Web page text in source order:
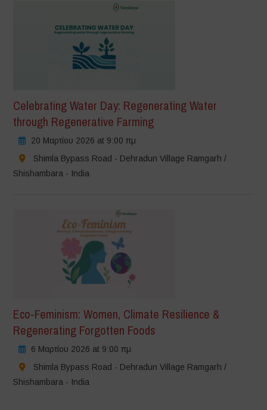
Celebrating Water Day: Regenerating Water
through Regenerative Farming
20 Μαρτίου 2026 at 9:00 πμ
Shimla Bypass Road - Dehradun Village Ramgarh /
Shishambara - India
Eco-Feminism: Women, Climate Resilience &
Regenerating Forgotten Foods
6 Μαρτίου 2026 at 9:00 πμ
Shimla Bypass Road - Dehradun Village Ramgarh /
Shishambara - India